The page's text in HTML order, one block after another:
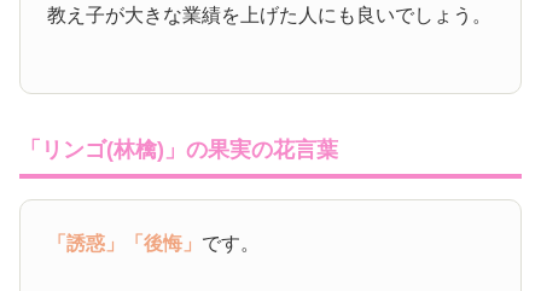
教え子が大きな業績を上げた人にも良いでしょう。
「リンゴ(林檎)」の果実の花言葉
「誘惑」 「後悔」 です。